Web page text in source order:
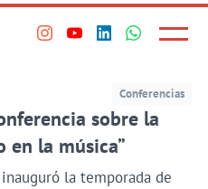
VisitaVisita
en
Visita
perfil
en
Visita
perfil
en
Menú
Conferencias
sobre la
en la música”
la temporada de